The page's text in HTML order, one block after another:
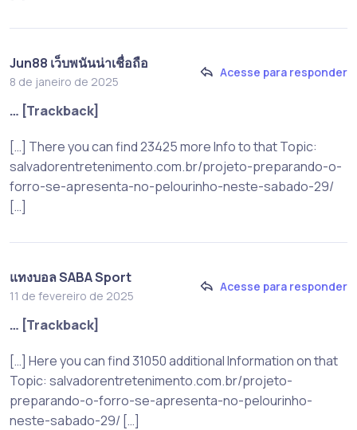
Jun88 เว็บพนันน่าเชื่อถือ
8 de janeiro de 2025
Acesse para responder
… [Trackback]
[…] There you can find 23425 more Info to that Topic:
salvadorentretenimento.com.br/projeto-preparando-o-
forro-se-apresenta-no-pelourinho-neste-sabado-29/
[…]
แทงบอล SABA Sport
11 de fevereiro de 2025
Acesse para responder
… [Trackback]
[…] Here you can find 31050 additional Information on that
Topic: salvadorentretenimento.com.br/projeto-
preparando-o-forro-se-apresenta-no-pelourinho-
neste-sabado-29/ […]